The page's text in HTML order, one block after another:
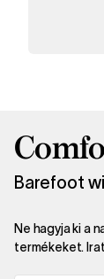
Barefoot
Ne hagyja ki a
termékeket.